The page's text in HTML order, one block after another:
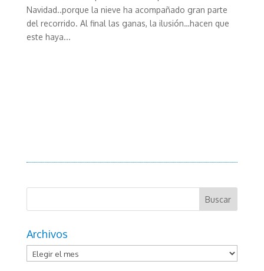
Navidad..porque la nieve ha acompañado gran parte
del recorrido. Al final las ganas, la ilusión…hacen que
este haya...
Archivos
Archivos